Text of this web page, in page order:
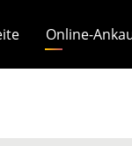
Online-